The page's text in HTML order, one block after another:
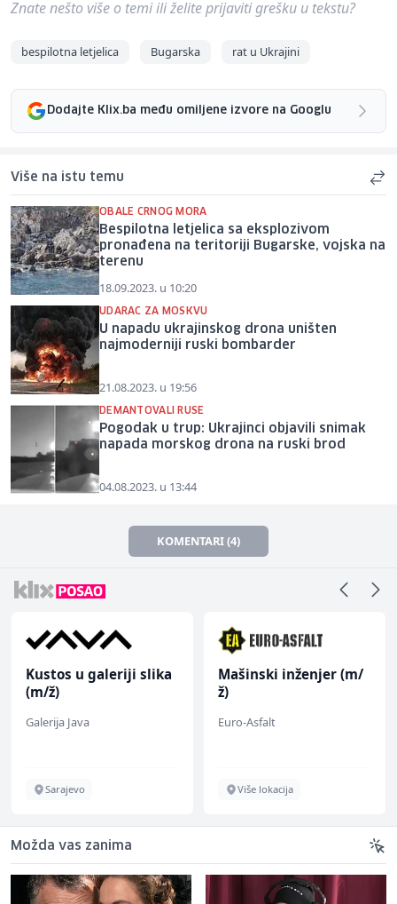
Znate nešto više o temi ili želite prijaviti grešku u tekstu?
bespilotna letjelica Bugarska rat u Ukrajini
Dodajte Klix.ba među omiljene izvore na Googlu
Više na istu temu
OBALE CRNOG MORA
Bespilotna letjelica sa eksplozivom
pronađena na teritoriji Bugarske, vojska na
terenu
18.09.2023. u 10:20
UDARAC ZA MOSKVU
U napadu ukrajinskog drona uništen
najmoderniji ruski bombarder
21.08.2023. u 19:56
DEMANTOVALI RUSE
Pogodak u trup: Ukrajinci objavili snimak
napada morskog drona na ruski brod
04.08.2023. u 13:44
KOMENTARI (4)
Kustos u galeriji slika
(m/ž)
Galerija Java
Sarajevo
Mašinski inženjer (m/
ž)
Euro-Asfalt
Više lokacija
Možda vas zanima